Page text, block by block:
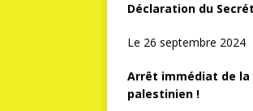
Déclaration du
Le 26 septembre 2024
Arrêt immédiat de la
palestinien !